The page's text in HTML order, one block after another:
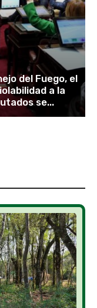
del Fuego, el
a la
se...